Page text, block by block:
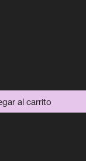
al carrito